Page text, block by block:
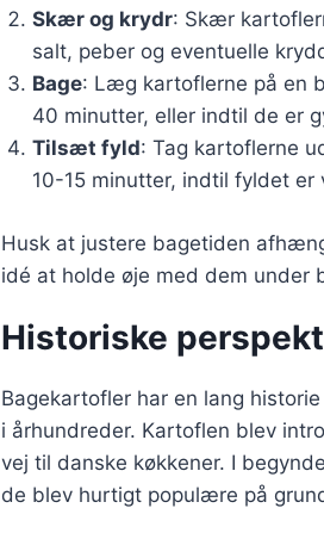
Skær og krydr: Skær
salt, peber og eventuelle
Bage: Læg kartoflerne på en
40 minutter, eller indtil de er
Tilsæt fyld: Tag kartoflerne
10-15 minutter, indtil fyldet er
Husk at justere bagetiden
idé at holde øje med dem under
Historiske
Bagekartofler har en lang
i århundreder. Kartoflen blev
vej til danske køkkener. I
de blev hurtigt populære på